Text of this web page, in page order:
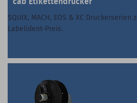
SQUIX, MACH, EOS & XC Druckerserien
Labelident-Preis.